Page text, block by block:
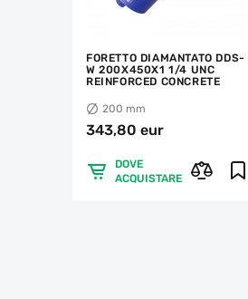
FORETTO DIAMANTATO DDS-
W 200X450X1 1/4 UNC
REINFORCED CONCRETE
200 mm
343,80 eur
DOVE
ACQUISTARE